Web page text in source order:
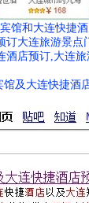
馆和大连快捷
订大连旅游景点
酒店预订,大连
馆及大连快捷酒